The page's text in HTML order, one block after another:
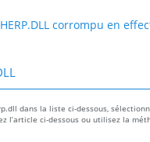
corrompu en
dans la liste ci-dessous,
l’article ci-dessous ou utilisez la